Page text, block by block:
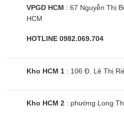
VPGD HCM : 67 Nguyễn Thị
HCM
HOTLINE 0982.069.704
Kho HCM 1 : 106 Đ. Lê Thị
Kho HCM 2 : phường Long